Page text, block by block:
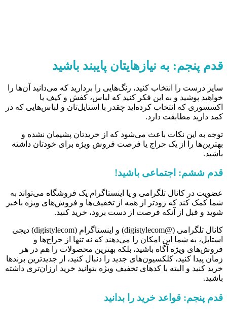
قدم پنجم: به نیازهایتان پایبند باشید
سایز درست را انتخاب کنید، رنگ‌هایی را بردارید که می‌دانید آن‌ها را
خواهید پوشید و به این فکر کنید که لباس، کفش و کیف یا
اکسسوری که انتخاب کرده‌اید چقدر با استایل‌تان و لباس‌هایی که در
کمد دارید مطابقت دارد.
توجه به این نکات باعث می‌شود که از خریدتان پشیمان نشده و
بهترین‌ها را از یک حراج یا فرصت فروش ویژه برای خودتان داشته
باشید.
قدم ششم: اجتماعی باشید!
عضویت در کانال تلگرامی و یا اینستاگرام یک فروشگاه می‌تواند به
شما کمک کند که زودتر از همه از تخفیف‌ها و فروش‌های ویژه باخبر
شوید و قبل از آنکه فرصت از دست برود، خرید کنید.
کانال تلگرامی (@digistylecom) و اینستاگرام (digistylecom) دیجی
استایل، به شما این امکان را می‌دهند که نه تنها از حراج‌ها و
فروش‌های ویژه آگاه باشید، بلکه بهترین محصولات را هم در هر
زمان پیدا کنید، کلکسیون‌های جدید را دنبال کنید، از جدیدترین برندها
خرید کنید و البته با کدهای تخفیف ویژه بتوانید خرید ارزان‌تری داشته
باشید.
قدم پنجم: قواعد خرید را بدانید